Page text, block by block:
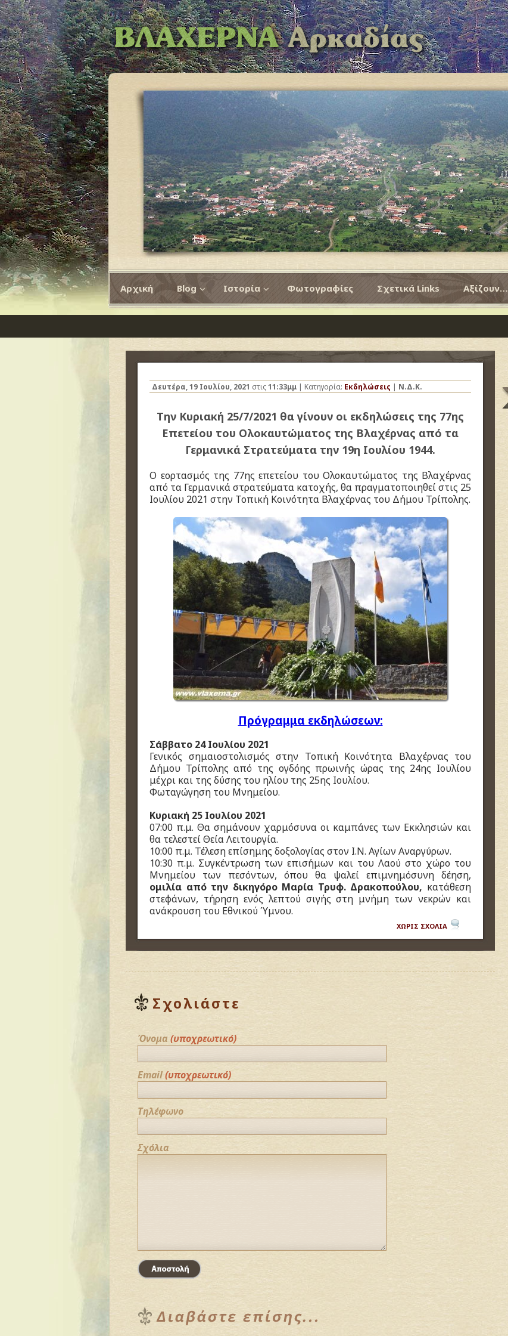
Αρχική Blog Ιστορία Φωτογραφίες Σχετικά Links Αξίζουν…
Δευτέρα, 19 Ιουλίου, 2021 στις11:33μμ | Κατηγορία: Εκδηλώσεις | Ν.Δ.Κ.
Την Κυριακή 25/7/2021 θα γίνουν οι εκδηλώσεις της 77ης
Επετείου του Ολοκαυτώματος της Βλαχέρνας από τα
Γερμανικά Στρατεύματα την 19η Ιουλίου 1944.
Ο εορτασμός της 77ης επετείου του Ολοκαυτώματος της Βλαχέρνας
από τα Γερμανικά στρατεύματα κατοχής, θα πραγματοποιηθεί στις 25
Ιουλίου 2021 στην Τοπική Κοινότητα Βλαχέρνας του Δήμου Τρίπολης.
Πρόγραμμα εκδηλώσεων:
Σάββατο 24 Ιουλίου 2021
Γενικός σημαιοστολισμός στην Τοπική Κοινότητα Βλαχέρνας του
Δήμου Τρίπολης από της ογδόης πρωινής ώρας της 24ης Ιουλίου
μέχρι και της δύσης του ηλίου της 25ης Ιουλίου.
Φωταγώγηση του Μνημείου.
Κυριακή 25 Ιουλίου 2021
07:00 π.μ. Θα σημάνουν χαρμόσυνα οι καμπάνες των Εκκλησιών και
θα τελεστεί Θεία Λειτουργία.
10:00 π.μ. Τέλεση επίσημης δοξολογίας στον Ι.Ν. Αγίων Αναργύρων.
10:30 π.μ. Συγκέντρωση των επισήμων και του Λαού στο χώρο του
Μνημείου των πεσόντων, όπου θα ψαλεί επιμνημόσυνη δέηση,
ομιλία από την δικηγόρο Μαρία Τρυφ. Δρακοπούλου, κατάθεση
στεφάνων, τήρηση ενός λεπτού σιγής στη μνήμη των νεκρών και
ανάκρουση του Εθνικού Ύμνου.
ΧΩΡΙΣ ΣΧΟΛΙΑ
Σχολιάστε
Όνομα (υποχρεωτικό)
Email(υποχρεωτικό)
Τηλέφωνο
Σχόλια